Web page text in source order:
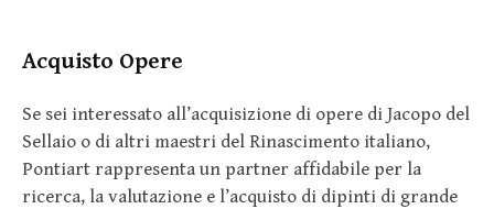
Acquisto Opere
Se sei interessato all’acquisizione di opere di Jacopo del
Sellaio o di altri maestri del Rinascimento italiano,
Pontiart rappresenta un partner affidabile per la
ricerca, la valutazione e l’acquisto di dipinti di grande